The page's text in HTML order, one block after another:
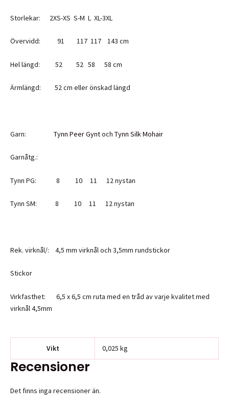
Storlekar: 2XS-XS S-M L XL-3XL
Övervidd: 91 117 117 143 cm
Hel längd: 52 52 58 58 cm
Ärmlängd: 52 cm eller önskad längd
Garn: Tynn Peer Gyntoch Tynn Silk Mohair
Garnåtg.:
Tynn PG: 8 10 11 12 nystan
Tynn SM: 8 10 11 12 nystan
Rek. virknål/: 4,5 mm virknål och 3,5mm rundstickor
Stickor
Virkfasthet: 6,5 x 6,5 cm ruta med en tråd av varje kvalitet med
virknål 4,5mm
Vikt 0,025 kg
Recensioner
Det finns inga recensioner än.